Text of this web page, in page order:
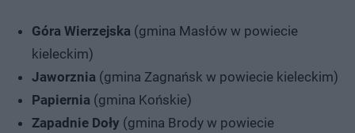
Góra Wierzejska (gmina Masłów w powiecie
kieleckim)
Jaworznia (gmina Zagnańsk w powiecie kieleckim)
Papiernia (gmina Końskie)
Zapadnie Doły (gmina Brody w powiecie